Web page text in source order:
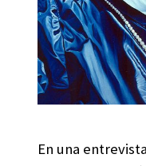
En una